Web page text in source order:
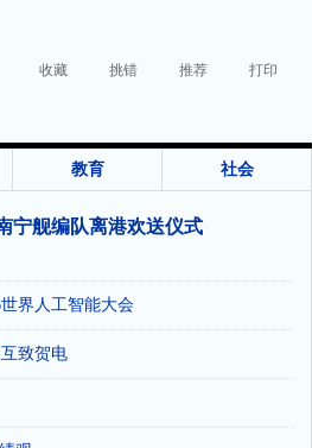
收藏 挑错 推荐 打印
教育 社会
宁舰编队离港欢送仪式
界人工智能大会
致贺电